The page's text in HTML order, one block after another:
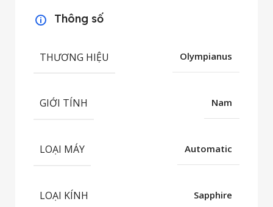
Thông số
THƯƠNG HIỆU Olympianus
GIỚI TÍNH Nam
LOẠI MÁY Automatic
LOẠI KÍNH Sapphire